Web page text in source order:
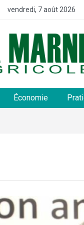
vendredi, 7 août 2026
Économie